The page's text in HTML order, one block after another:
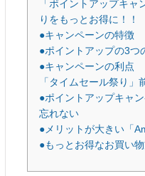
「ポイントアップキ
りをもっとお得に！！
●キャンペーンの特徴
●ポイントアップの3つ
●キャンペーンの利点
「タイムセール祭り」
●ポイントアップキャ
忘れない
●メリットが大きい「
●もっとお得なお買い